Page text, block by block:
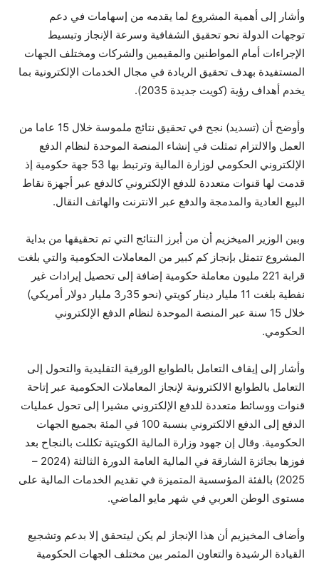
وأشار إلى أهمية المشروع لما يقدمه من إسهامات في دعم
توجهات الدولة نحو تحقيق الشفافية وسرعة الإنجاز وتبسيط
الإجراءات أمام المواطنين والمقيمين والشركات ومختلف الجهات
المستفيدة بهدف تحقيق الريادة في مجال الخدمات الإلكترونية بما
يخدم أهداف رؤية (كويت جديدة 2035).
وأوضح أن (تسديد) نجح في تحقيق نتائج ملموسة خلال 15 عاما من
العمل والالتزام تمثلت في إنشاء المنصة الموحدة لنظام الدفع
الإلكتروني الحكومي لوزارة المالية وترتبط بها 53 جهة حكومية إذ
قدمت لها قنوات متعددة للدفع الإلكتروني كالدفع عبر أجهزة نقاط
البيع العادية والمدمجة والدفع عبر الانترنت والهاتف النقال.
وبين الوزير الميخزيم أن من أبرز النتائج التي تم تحقيقها من بداية
المشروع تتمثل بإنجاز كم كبير من المعاملات الحكومية والتي بلغت
قرابة 221 مليون معاملة حكومية إضافة إلى تحصيل إيرادات غير
نفطية بلغت 11 مليار دينار كويتي (نحو 35ر3 مليار دولار أمريكي)
خلال 15 سنة عبر المنصة الموحدة لنظام الدفع الإلكتروني
الحكومي.
وأشار إلى إيقاف التعامل بالطوابع الورقية التقليدية والتحول إلى
التعامل بالطوابع الالكترونية لإنجاز المعاملات الحكومية عبر إتاحة
قنوات ووسائط متعددة للدفع الإلكتروني مشيرا إلى تحول عمليات
الدفع إلى الدفع الالكتروني بنسبة 100 في المئة بجميع الجهات
الحكومية. وقال إن جهود وزارة المالية الكويتية تكللت بالنجاح بعد
فوزها بجائزة الشارقة في المالية العامة الدورة الثالثة (2024 –
2025) بالفئة المؤسسية المتميزة في تقديم الخدمات المالية على
مستوى الوطن العربي في شهر مايو الماضي.
وأضاف المخيزيم أن هذا الإنجاز لم يكن ليتحقق إلا بدعم وتشجيع
القيادة الرشيدة والتعاون المثمر بين مختلف الجهات الحكومية